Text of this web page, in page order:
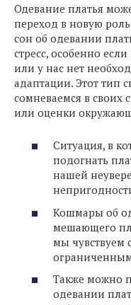
Одевание платья
переход в новую
сон об одевании
стресс, особенно
или у нас нет
адаптации. Этот тип
сомневаемся в своих
или оценки
Ситуация, в
подогнать
нашей
Кошмары об
мешающего
мы чувствуем
Также можно
одевании